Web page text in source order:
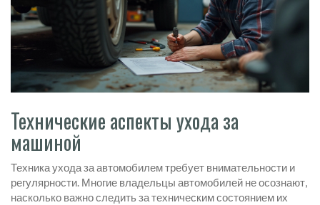
Технические аспекты ухода за
машиной
Техника ухода за автомобилем требует внимательности и
регулярности. Многие владельцы автомобилей не осознают,
насколько важно следить за техническим состоянием их